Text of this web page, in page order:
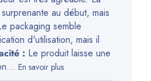
au début, mais
packaging semble
d'utilisation, mais il
: Le produit laisse une
En savoir plus